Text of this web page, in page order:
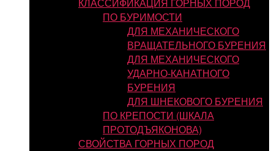
ПО БУРИМОСТИ
ДЛЯ МЕХАНИЧЕСКОГО
ВРАЩАТЕЛЬНОГО БУРЕНИЯ
ДЛЯ МЕХАНИЧЕСКОГО
УДАРНО-КАНАТНОГО
БУРЕНИЯ
ДЛЯ ШНЕКОВОГО БУРЕНИЯ
ПО КРЕПОСТИ (ШКАЛА
ПРОТОДЪЯКОНОВА)
СВОЙСТВА ГОРНЫХ ПОРОД